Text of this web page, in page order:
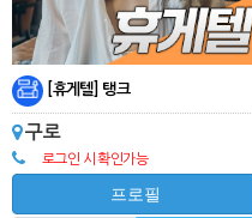
[휴게텔] 탱크
구로
로그인 시 확인가능
프로필